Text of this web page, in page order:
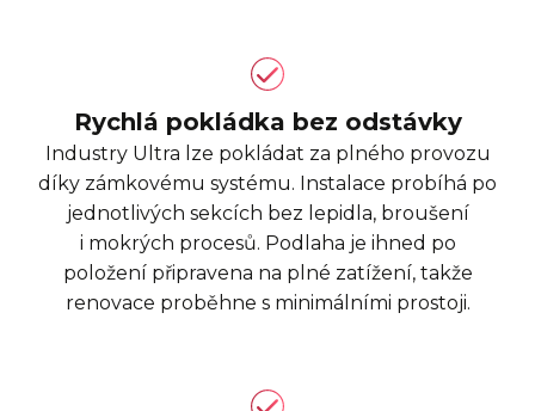
Rychlá pokládka bez odstávky
Industry Ultra lze pokládat za plného provozu
díky zámkovému systému. Instalace probíhá po
jednotlivých sekcích bez lepidla, broušení
i mokrých procesů. Podlaha je ihned po
položení připravena na plné zatížení, takže
renovace proběhne s minimálními prostoji.